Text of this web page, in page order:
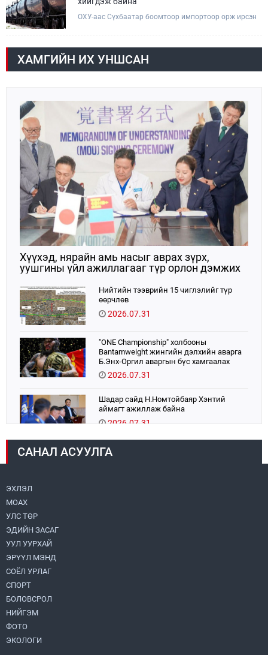
танилцууллаа.
ОХУ-аас Сүхбаатар боомтоор импортоор орж ирсэн
АИ-92 автобензин орж иржээ.
ХАМГИЙН ИХ УНШСАН
Хүүхэд, нярайн амь насыг аврах зүрх,
уушгины үйл ажиллагааг түр орлон дэмжих
Нийтийн тээврийн 15 чиглэлийг түр
өөрчлөв
2026.07.31
"ONE Championship" холбооны
Bantamweight жингийн дэлхийн аварга
Б.Энх-Оргил аваргын бүс хамгаалах
тулаанаа өнөөдөр хийнэ.
2026.07.31
Шадар сайд Н.Номтойбаяр Хэнтий
аймагт ажиллаж байна
2026.07.31
Авто зам шинээр барина
САНАЛ АСУУЛГА
ЭХЛЭЛ
МОАХ
УЛС ТӨР
ЭДИЙН ЗАСАГ
УУЛ УУРХАЙ
ЭРҮҮЛ МЭНД
СОЁЛ УРЛАГ
СПОРТ
БОЛОВСРОЛ
НИЙГЭМ
ФОТО
ЭКОЛОГИ